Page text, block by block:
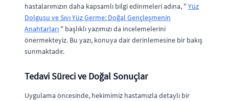
hastalarımızın daha kapsamlı bilgi edinmeleri adına, " Yüz
Dolgusu ve Sıvı Yüz Germe: Doğal Gençleşmenin
Anahtarları " başlıklı yazımızı da incelemelerini
önermekteyiz. Bu yazı, konuya dair derinlemesine bir bakış
sunmaktadır.
Tedavi Süreci ve Doğal Sonuçlar
Uygulama öncesinde, hekimimiz hastamızla detaylı bir